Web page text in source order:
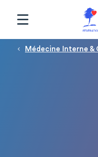
Fil d'Ariane
Médecine Interne &
Panneau de gestion